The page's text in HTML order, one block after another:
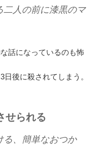
二人の前に漆黒のマ
話になっているのも怖
後に殺されてしまう。
せられる
る、簡単なおつか